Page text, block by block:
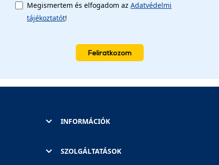
Megismertem és elfogadom az Adatvédelmi
tájékoztatót!
Feliratkozom
INFORMÁCIÓK
SZOLGÁLTATÁSOK